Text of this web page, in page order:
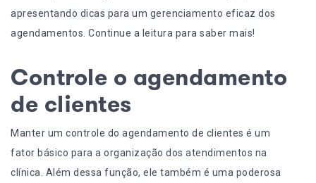
apresentando dicas para um gerenciamento eficaz dos
agendamentos. Continue a leitura para saber mais!
Controle o agendamento
de clientes
Manter um controle do agendamento de clientes é um
fator básico para a organização dos atendimentos na
clínica. Além dessa função, ele também é uma poderosa